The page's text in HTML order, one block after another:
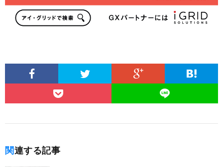
関連する記事